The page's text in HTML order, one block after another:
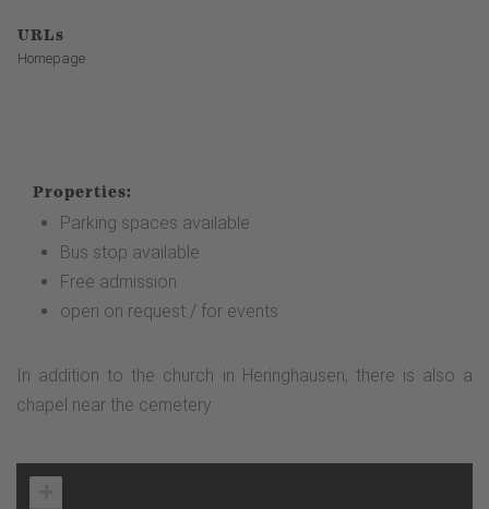
URLs
Homepage
Properties:
Parking spaces available
Bus stop available
Free admission
open on request / for events
In addition to the church in Heringhausen, there is also a
chapel near the cemetery